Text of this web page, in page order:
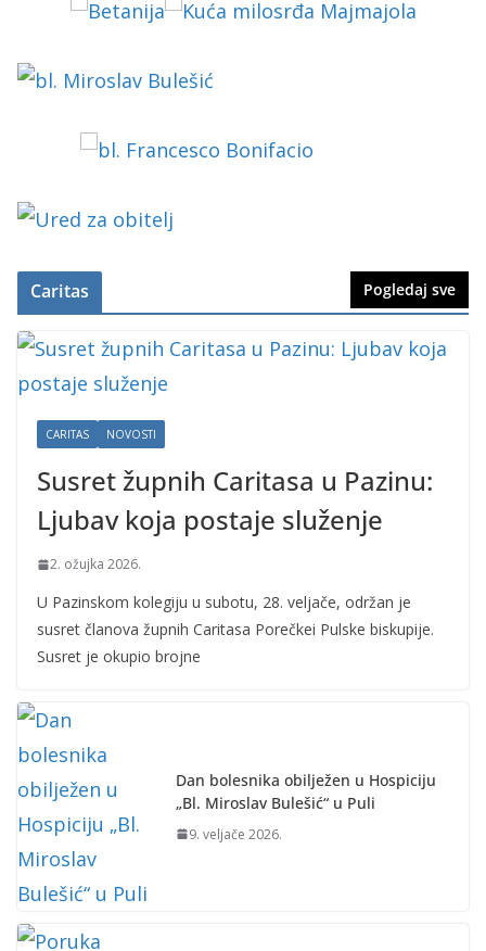
Caritas Pogledaj sve
CARITAS NOVOSTI
Susret župnih Caritasa u Pazinu:
Ljubav koja postaje služenje
2. ožujka 2026.
U Pazinskom kolegiju u subotu, 28. veljače, održan je
susret članova župnih Caritasa Porečkei Pulske biskupije.
Susret je okupio brojne
Dan bolesnika obilježen u Hospiciju
„Bl. Miroslav Bulešić“ u Puli
9. veljače 2026.